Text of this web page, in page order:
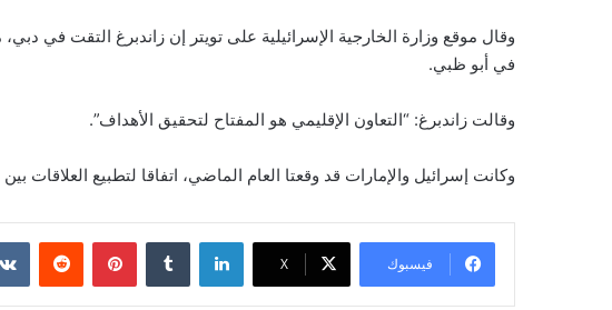
وقال موقع وزارة الخارجية الإسرائيلية على تويتر إن زاندبرغ التقت في
في أبو ظبي.
وقالت زاندبرغ: “التعاون الإقليمي هو المفتاح لتحقيق الأهداف”.
وكانت إسرائيل والإمارات قد وقعتا العام الماضي، اتفاقا لتطبيع العلاقات بين
فيسبوك ‫X
لينكدإن بينتيريست